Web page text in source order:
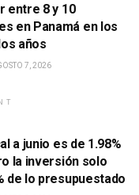
entre 8 y 10
en Panamá en los
años
7, 2026
a junio es de 1.98%
la inversión solo
de lo presupuestado